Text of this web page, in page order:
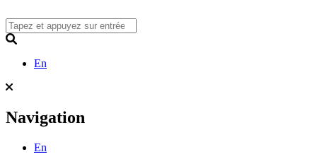
to
content
En
Navigation
En